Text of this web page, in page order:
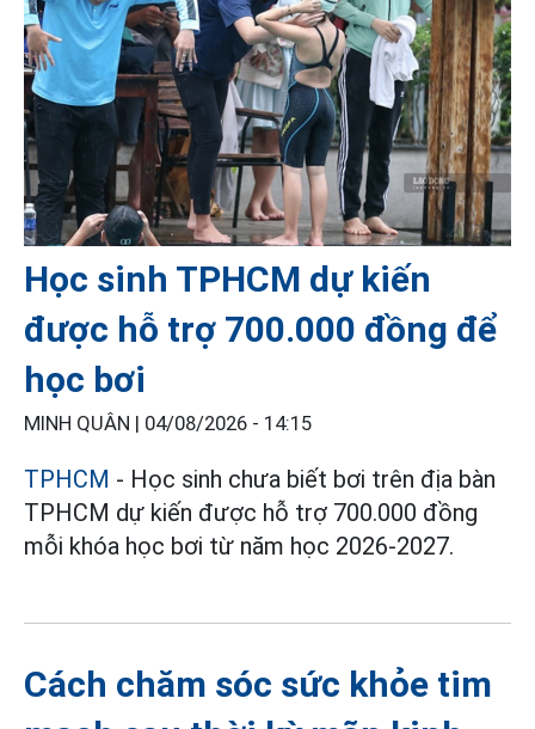
Học sinh TPHCM dự kiến
được hỗ trợ 700.000 đồng để
học bơi
MINH QUÂN | 04/08/2026 - 14:15
TPHCM - Học sinh chưa biết bơi trên địa bàn
TPHCM dự kiến được hỗ trợ 700.000 đồng
mỗi khóa học bơi từ năm học 2026-2027.
Cách chăm sóc sức khỏe tim